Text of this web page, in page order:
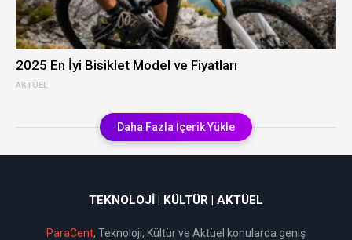
AKTÜEL
2025 En İyi Bisiklet Model ve Fiyatları
Daha Fazla İçerik Yükle
TEKNOLOJI | KÜLTÜR | AKTÜEL
ParaCent, Teknoloji, Kültür ve Aktüel konularda geniş